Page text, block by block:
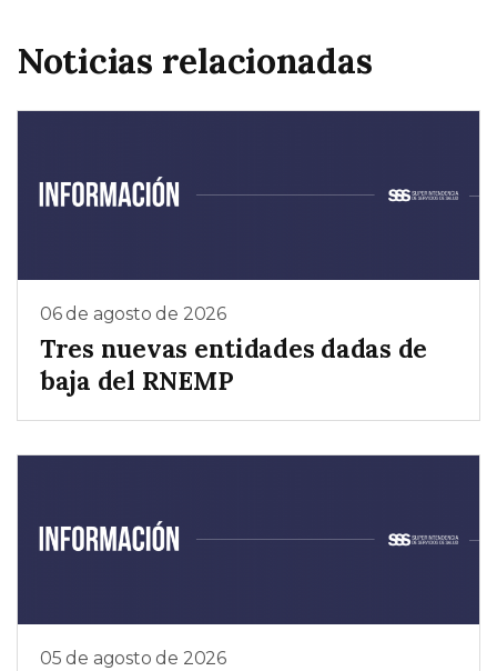
Noticias relacionadas
06 de agosto de 2026
Tres nuevas entidades dadas de
baja del RNEMP
05 de agosto de 2026